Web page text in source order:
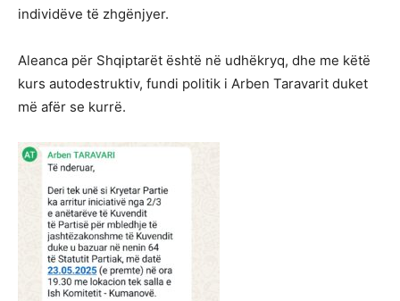
individëve të zhgënjyer.
Aleanca për Shqiptarët është në udhëkryq, dhe me këtë
kurs autodestruktiv, fundi politik i Arben Taravarit duket
më afër se kurrë.